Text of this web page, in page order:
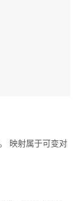
映射属于可变对